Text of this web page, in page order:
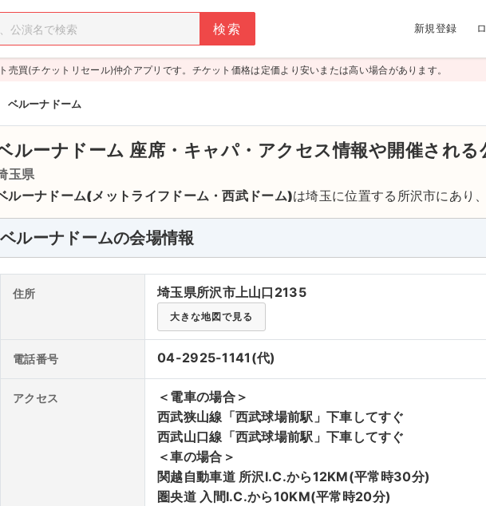
新規登録
売買(チケットリセール)仲介アプリです。チケット価格は定価より安いまたは高い場合があります。
ベルーナドーム
ルーナドーム 座席・キャパ・アクセス情報や開催される
玉県
ルーナドーム(メットライフドーム・西武ドーム)は埼玉に位置する所沢市にあり、
が本拠地としても有名なドーム球場です。また、狭山丘陵にある自然環境共存型
球以外でもコンサートなどのホールとしても使用されます。1986年から2005年ま
ていた渡辺美里のスタジアムライブが有名。AKB48、EXILE(エグザイル)など、
コンサートを開催しており、音楽ホールとしては非常によく使用されます。キャ
。元々は1963年に完成した「西武園球場」がもととなり、1999年に日本で5つ目
生しました。2017年3月からはメットライフ生命保険が命名権を取得したため名
ーム」に変更しています。また施設内には売店、レストランもあり、ランチやデ
クセスは、西武線「西武球場駅」より徒歩すぐです。自動車での来場の際は、施
アが3箇所あるのでそちらを使用すると良いです。近くには西武第二球場、西武ド
どがあります。 試合観戦をするなら最高の席で楽しみたいと思うのは当然です。
が本拠地とする「西武ドーム（メットライフドーム）」では、試合を観戦するの
いのも特徴です。大型のスクリーンも見やすいので、試合を楽しみたい人におす
によってはブルペンが近いので、登板前の投手の様子などを知ることができます。 チケット配分が
いのもおすすめの一つで、席が取れないということもほぼありません。ドームや
ベルーナドームの会場情報
住所 埼玉県所沢市上山口2135
大きな地図で見る
電話番号 04-2925-1141(代)
アクセス
＜電車の場合＞
西武狭山線「西武球場前駅」下車してすぐ
西武山口線「西武球場前駅」下車してすぐ
＜車の場合＞
関越自動車道 所沢I.C.から12KM(平常時30分)
圏央道 入間I.C.から10KM(平常時20分)